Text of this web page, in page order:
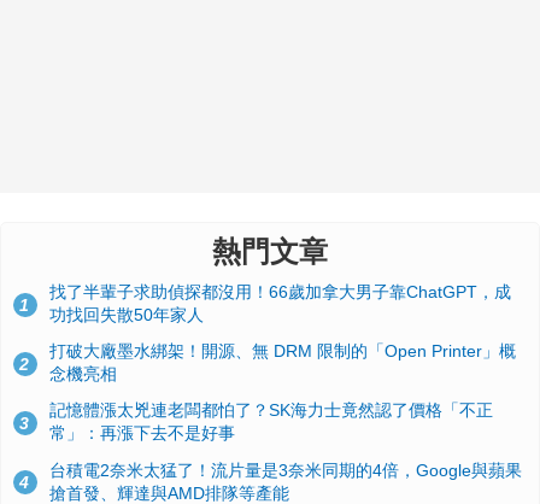
熱門文章
1
找了半輩子求助偵探都沒用！66歲加拿大男子靠ChatGPT，成
功找回失散50年家人
2
打破大廠墨水綁架！開源、無 DRM 限制的「Open Printer」概
念機亮相
3
記憶體漲太兇連老闆都怕了？SK海力士竟然認了價格「不正
常」：再漲下去不是好事
4
台積電2奈米太猛了！流片量是3奈米同期的4倍，Google與蘋果
搶首發、輝達與AMD排隊等產能